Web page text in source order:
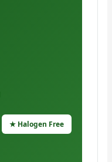
★ Halogen Free